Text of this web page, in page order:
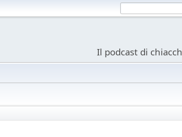
Il podcast di